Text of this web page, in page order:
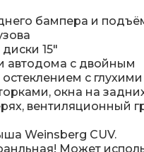
бампера и
15"
автодома с двойным
с глухими
окна на
вентиляционный
Weinsberg CUV.
Может